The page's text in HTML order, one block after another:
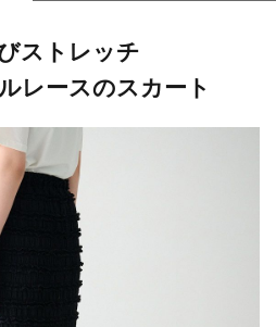
ストレッチ
レースのスカート